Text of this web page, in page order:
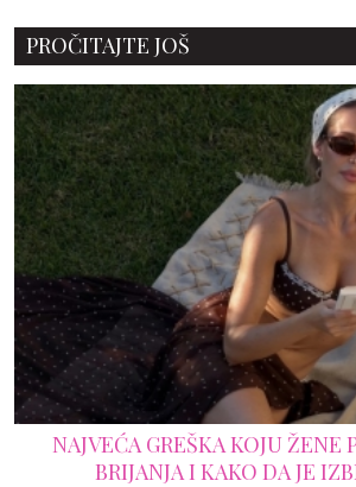
PROČITAJTE JOŠ
NAJVEĆA GREŠKA KOJU ŽENE
BRIJANJA I KAKO DA JE